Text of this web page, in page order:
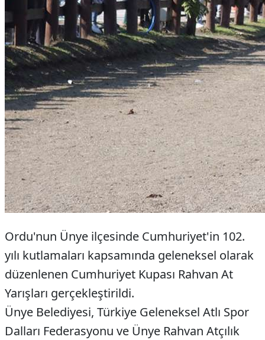
Ordu'nun Ünye ilçesinde Cumhuriyet'in 102.
yılı kutlamaları kapsamında geleneksel olarak
düzenlenen Cumhuriyet Kupası Rahvan At
Yarışları gerçekleştirildi.
Ünye Belediyesi, Türkiye Geleneksel Atlı Spor
Dalları Federasyonu ve Ünye Rahvan Atçılık